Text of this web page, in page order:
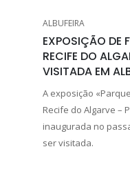
ALBUFEIRA
EXPOSIÇÃO DE
RECIFE DO
VISITADA EM
A exposição
Recife do Algarve –
inaugurada no
ser visitada.